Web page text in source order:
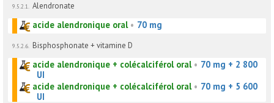
9.5.2.1. Alendronate
acide alendronique oral• 70 mg
9.5.2.6. Bisphosphonate + vitamine D
acide alendronique + colécalciférol oral• 70 mg + 2 800
UI
acide alendronique + colécalciférol oral• 70 mg + 5 600
UI